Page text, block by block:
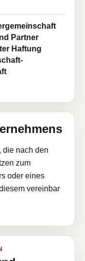
Partner
Haftung
die nach den
zum
oder eines
vereinbar